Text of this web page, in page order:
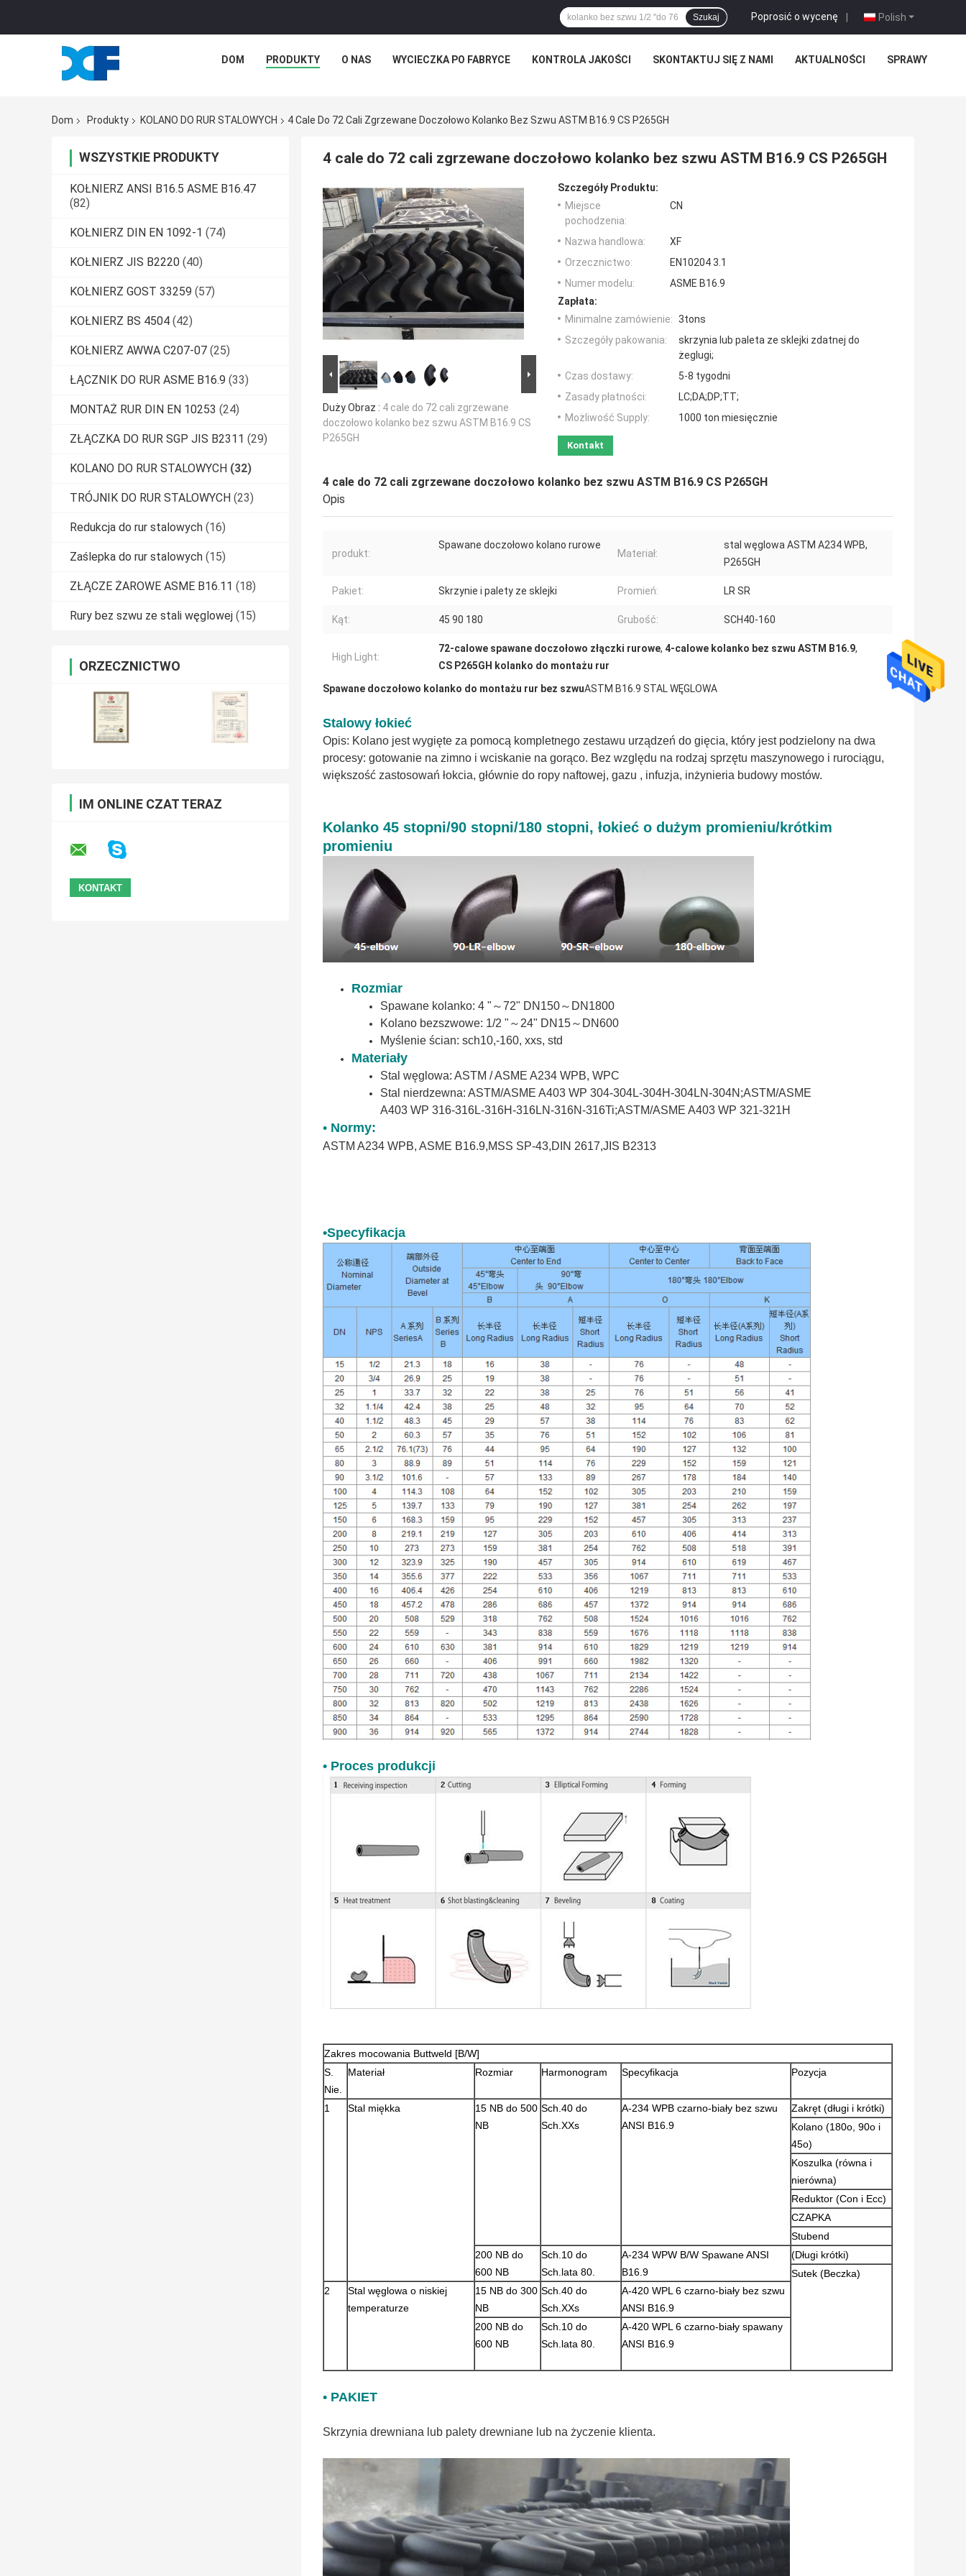
Polish
Poprosić o wycenę |
Szukaj
DOM PRODUKTY O NAS WYCIECZKA PO FABRYCE KONTROLA JAKOŚCI SKONTAKTUJ SIĘ Z NAMI AKTUALNOŚCI SPRAWY
Dom Produkty KOLANO DO RUR STALOWYCH 4 Cale Do 72 Cali Zgrzewane Doczołowo Kolanko Bez Szwu ASTM B16.9 CS P265GH
WSZYSTKIE PRODUKTY
KOŁNIERZ ANSI B16.5 ASME B16.47
(82)
KOŁNIERZ DIN EN 1092-1 (74)
KOŁNIERZ JIS B2220 (40)
KOŁNIERZ GOST 33259 (57)
KOŁNIERZ BS 4504 (42)
KOŁNIERZ AWWA C207-07 (25)
ŁĄCZNIK DO RUR ASME B16.9 (33)
MONTAŻ RUR DIN EN 10253 (24)
ZŁĄCZKA DO RUR SGP JIS B2311 (29)
KOLANO DO RUR STALOWYCH (32)
TRÓJNIK DO RUR STALOWYCH (23)
Redukcja do rur stalowych (16)
Zaślepka do rur stalowych (15)
ZŁĄCZE ŻAROWE ASME B16.11 (18)
Rury bez szwu ze stali węglowej (15)
ORZECZNICTWO
IM ONLINE CZAT TERAZ
4 cale do 72 cali zgrzewane doczołowo kolanko bez szwu ASTM B16.9 CS P265GH
Duży Obraz : 4 cale do 72 cali zgrzewane
doczołowo kolanko bez szwu ASTM B16.9 CS
P265GH
Szczegóły Produktu:
Miejsce
pochodzenia:
CN
Nazwa handlowa:
XF
Orzecznictwo:
EN10204 3.1
Numer modelu:
ASME B16.9
Zapłata:
Minimalne zamówienie: 3tons
Szczegóły pakowania:
skrzynia lub paleta ze sklejki zdatnej do
żeglugi;
Czas dostawy:
5-8 tygodni
Zasady płatności:
LC;DA;DP;TT;
Możliwość Supply:
1000 ton miesięcznie
Kontakt
4 cale do 72 cali zgrzewane doczołowo kolanko bez szwu ASTM B16.9 CS P265GH
Opis
produkt:
Spawane doczołowo kolano rurowe
Materiał:
stal węglowa ASTM A234 WPB,
P265GH
Pakiet: Skrzynie i palety ze sklejki Promień: LR SR
Kąt: 45 90 180 Grubość: SCH40-160
High Light:
72-calowe spawane doczołowo złączki rurowe, 4-calowe kolanko bez szwu ASTM B16.9,
CS P265GH kolanko do montażu rur
Spawane doczołowo kolanko do montażu rur bez szwuASTM B16.9 STAL WĘGLOWA
Stalowy łokieć
Opis: Kolano jest wygięte za pomocą kompletnego zestawu urządzeń do gięcia, który jest podzielony na dwa
procesy: gotowanie na zimno i wciskanie na gorąco. Bez względu na rodzaj sprzętu maszynowego i rurociągu,
większość zastosowań łokcia, głównie do ropy naftowej, gazu , infuzja, inżynieria budowy mostów.
Kolanko 45 stopni/90 stopni/180 stopni, łokieć o dużym promieniu/krótkim
promieniu
Rozmiar
Spawane kolanko: 4 "～72" DN150～DN1800
Kolano bezszwowe: 1/2 "～24" DN15～DN600
Myślenie ścian: sch10,-160, xxs, std
Materiały
Stal węglowa: ASTM / ASME A234 WPB, WPC
Stal nierdzewna: ASTM/ASME A403 WP 304-304L-304H-304LN-304N;ASTM/ASME
A403 WP 316-316L-316H-316LN-316N-316Ti;ASTM/ASME A403 WP 321-321H
• Normy:
ASTM A234 WPB, ASME B16.9,MSS SP-43,DIN 2617,JIS B2313
•Specyfikacja
• Proces produkcji
Zakres mocowania Buttweld [B/W]
S.
Nie.
Materiał Rozmiar Harmonogram Specyfikacja Pozycja
1 Stal miękka
15 NB do 500
NB
Sch.40 do
Sch.XXs
A-234 WPB czarno-biały bez szwu
ANSI B16.9
Zakręt (długi i krótki)
Kolano (180o, 90o i
45o)
Koszulka (równa i
nierówna)
Reduktor (Con i Ecc)
CZAPKA
Stubend
200 NB do
600 NB
Sch.10 do
Sch.lata 80.
A-234 WPW B/W Spawane ANSI
B16.9
(Długi krótki)
Sutek (Beczka)
2
Stal węglowa o niskiej
temperaturze
15 NB do 300
NB
Sch.40 do
Sch.XXs
A-420 WPL 6 czarno-biały bez szwu
ANSI B16.9
200 NB do
600 NB
Sch.10 do
Sch.lata 80.
A-420 WPL 6 czarno-biały spawany
ANSI B16.9
• PAKIET
Skrzynia drewniana lub palety drewniane lub na życzenie klienta.